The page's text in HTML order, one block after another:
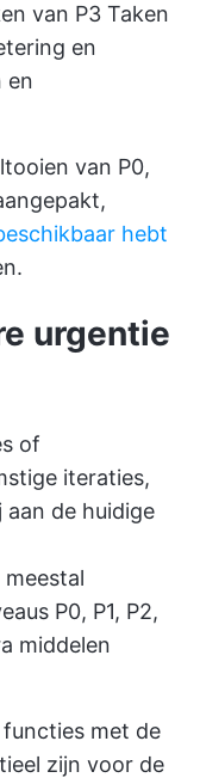
van P3 Taken
en
en
van P0,
hebt
urgentie
of
iteraties,
de huidige
P0, P1, P2,
middelen
met de
zijn voor de